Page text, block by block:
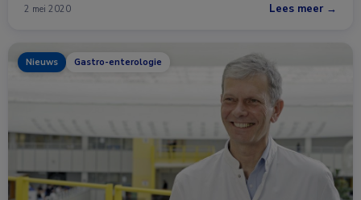
2 mei 2020 Lees meer →
Nieuws Gastro-enterologie